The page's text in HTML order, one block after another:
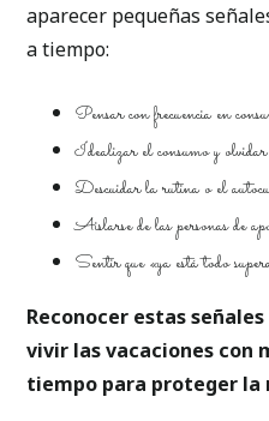
aparecer pequeñas
a tiempo:
Pensar con frecuencia en
Idealizar el consumo y olvidar
Descuidar la rutina o el
Aislarse de las personas de
Sentir que «ya está todo
Reconocer estas
vivir las vacaciones con
tiempo para proteger la